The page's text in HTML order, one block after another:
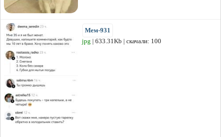
Мем-931
jpg | 633.31Kb | скачали: 100